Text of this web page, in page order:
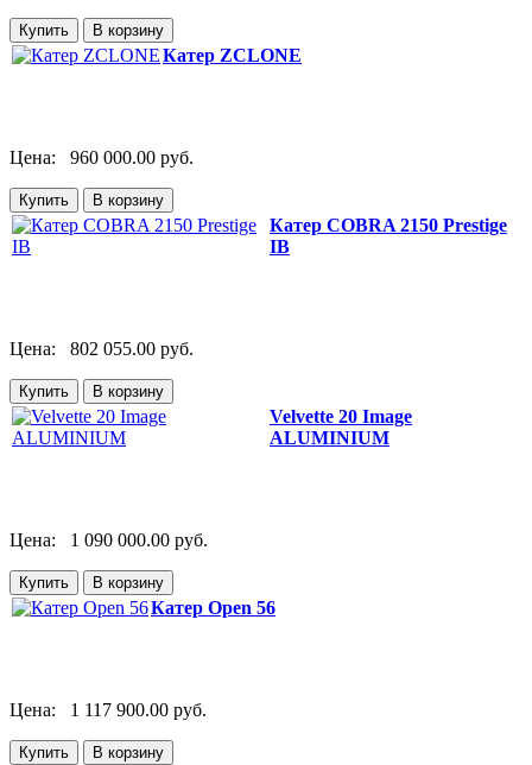
Катер ZCLONE
Цена: 960 000.00 руб.
Катер СOBRA 2150 Prestige
IB
Цена: 802 055.00 руб.
Velvette 20 Image
ALUMINIUM
Цена: 1 090 000.00 руб.
Катер Open 56
Цена: 1 117 900.00 руб.